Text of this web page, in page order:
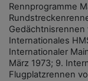
Rennprogramme
Internationales
Internationaler
März 1973; 9.
Flugplatzrennen